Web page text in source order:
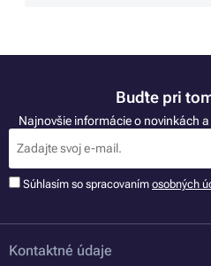
Buďte pri
Najnovšie informácie o novinkách
Súhlasím so spracovaním osobných
Kontaktné údaje